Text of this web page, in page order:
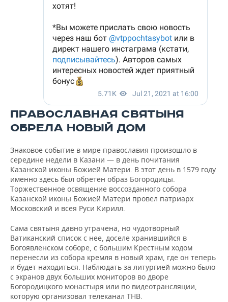
ПРАВОСЛАВНАЯ СВЯТЫНЯ
ОБРЕЛА НОВЫЙ ДОМ
Знаковое событие в мире православия произошло в
середине недели в Казани — в день почитания
Казанской иконы Божией Матери. В этот день в 1579 году
именно здесь был обретен образ Богородицы.
Торжественное освящение воссозданного собора
Казанской иконы Божией Матери провел патриарх
Московский и всея Руси Кирилл.
Сама святыня давно утрачена, но чудотворный
Ватиканский список с нее, доселе хранившийся в
Богоявленском соборе, с большим Крестным ходом
перенесли из собора кремля в новый храм, где он теперь
и будет находиться. Наблюдать за литургией можно было
с экранов двух больших мониторов во дворе
Богородицкого монастыря или по видеотрансляции,
которую организовал телеканал ТНВ.